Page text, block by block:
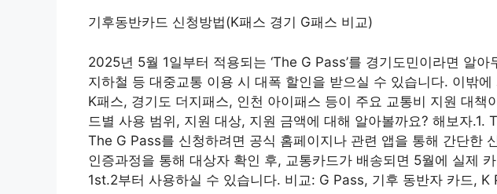
기후동반카드 신청방법(K패스 경기 G패스 비교)
2025년 5월 1일부터 적용되는 ‘The G Pass’를 경기도민이라면 알
지하철 등 대중교통 이용 시 대폭 할인을 받으실 수 있습니다. 이밖
K패스, 경기도 더지패스, 인천 아이패스 등이 주요 교통비 지원 대책
드별 사용 범위, 지원 대상, 지원 금액에 대해 알아볼까요? 해보자.1.
The G Pass를 신청하려면 공식 홈페이지나 관련 앱을 통해 간단한
인증과정을 통해 대상자 확인 후, 교통카드가 배송되면 5월에 실제
1st.2부터 사용하실 수 있습니다. 비교: G Pass, 기후 동반자 카드, K